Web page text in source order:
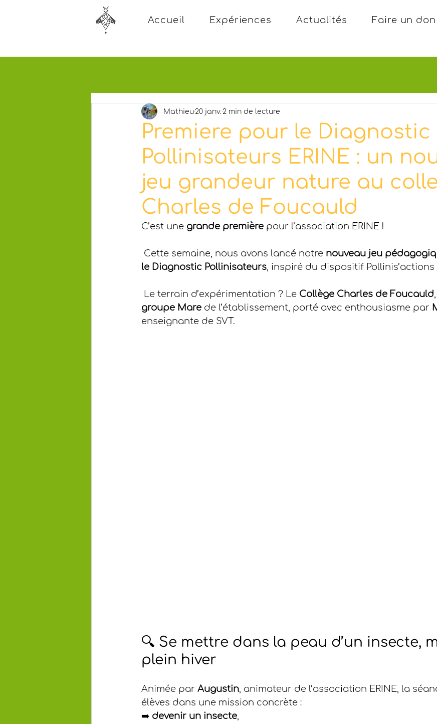
Accueil Expériences Actualités Faire un don
Premiere pour le Diagnostic
Pollinisateurs ERINE : un
jeu grandeur nature au
Charles de Foucauld
Mathieu 20 janv. 2 min de lecture
C’est une grande première pour l’association ERINE !
Cette semaine, nous avons lancé notre nouveau jeu
le Diagnostic Pollinisateurs, inspiré du dispositif
Le terrain d’expérimentation ? Le Collège Charles de Foucauld
groupe Mare de l’établissement, porté avec enthousiasme par
enseignante de SVT.
🔍 Se mettre dans la peau d’un insecte,
plein hiver
Animée par Augustin, animateur de l’association ERINE, la
élèves dans une mission concrète :
➡️ devenir un insecte,